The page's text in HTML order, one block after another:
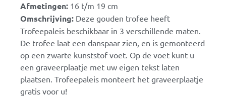
Afmetingen: 16 t/m 19 cm
Omschrijving: Deze gouden trofee heeft
Trofeepaleis beschikbaar in 3 verschillende maten.
De trofee laat een danspaar zien, en is gemonteerd
op een zwarte kunststof voet. Op de voet kunt u
een graveerplaatje met uw eigen tekst laten
plaatsen. Trofeepaleis monteert het graveerplaatje
gratis voor u!